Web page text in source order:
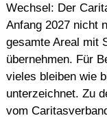
Wechsel: Der
Anfang 2027 nicht
gesamte Areal mit
übernehmen. Für
vieles bleiben wie
unterzeichnet. Zu
vom